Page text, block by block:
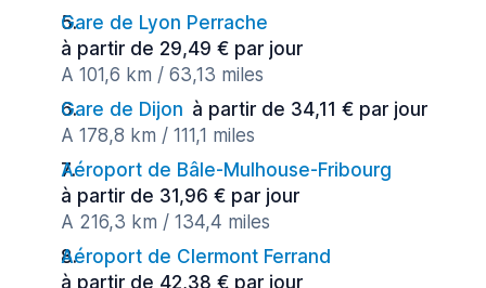
Gare de Lyon Perrache
à partir de 29,49 € par jour
A 101,6 km / 63,13 miles
Gare de Dijon à partir de 34,11 € par jour
A 178,8 km / 111,1 miles
Aéroport de Bâle-Mulhouse-Fribourg
à partir de 31,96 € par jour
A 216,3 km / 134,4 miles
Aéroport de Clermont Ferrand
à partir de 42,38 € par jour